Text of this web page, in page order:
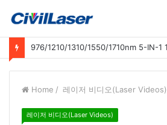
Home / 레이저 비디오(Laser Videos)
레이저 비디오(Laser Videos)